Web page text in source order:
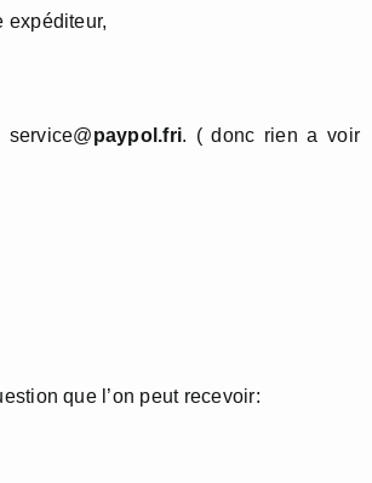
expéditeur,
paypol.fri. ( donc rien a voir
que l’on peut recevoir: